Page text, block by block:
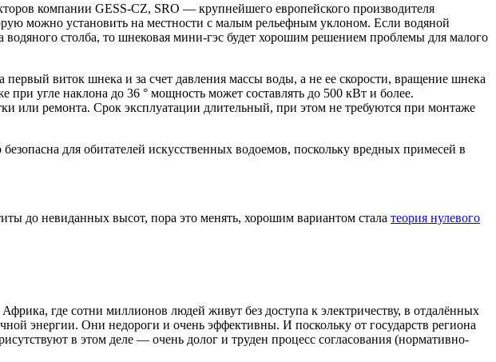
компании GESS-CZ, SRO — крупнейшего европейского производителя
можно установить на местности с малым рельефным уклоном. Если водяной
водяного столба, то шнековая мини-гэс будет хорошим решением проблемы для малого
виток шнека и за счет давления массы воды, а не ее скорости, вращение шнека
угле наклона до 36 ° мощность может составлять до 500 кВт и более.
или ремонта. Срок эксплуатации длительный, при этом не требуются при монтаже
для обитателей искусственных водоемов, поскольку вредных примесей в
до невиданных высот, пора это менять, хорошим вариантом стала теория нулевого
где сотни миллионов людей живут без доступа к электричеству, в отдалённых
энергии. Они недороги и очень эффективны. И поскольку от государств региона
в этом деле — очень долог и труден процесс согласования (нормативно-